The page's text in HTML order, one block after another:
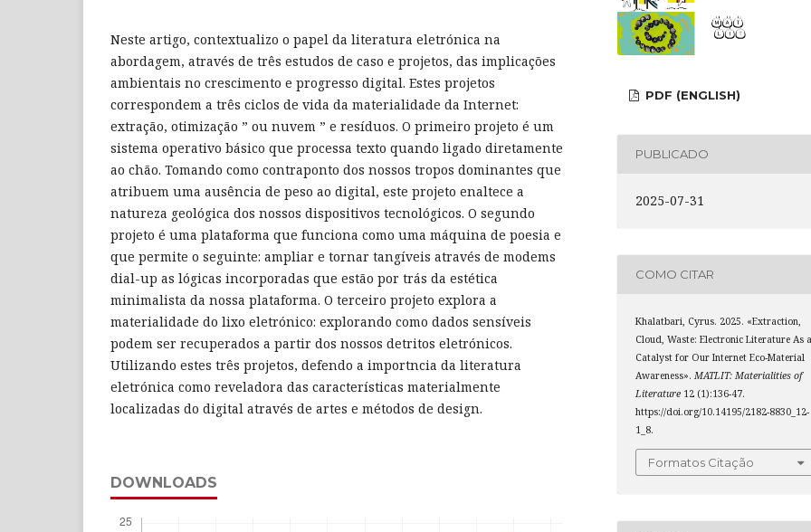
Neste artigo, contextualizo o papel da literatura eletrónica na
abordagem, através de três estudos de caso e projetos, das implicações
ambientais no crescimento e progresso digital. Estes projetos
correspondem a três ciclos de vida da materialidade da Internet:
extração, otimização ” ou nuvem ” e resíduos. O primeiro projeto é um
sistema operativo básico que processa texto quando ligado diretamente
ao chão. Tomando como contraponto dos nossos tropos dominantes que
atribuem uma ausência de peso ao digital, este projeto enaltece a
natureza geológica dos nossos dispositivos tecnológicos. O segundo
projeto é uma plataforma que funciona como uma máquina de poesia e
que permite o seguinte: ampliar e tornar tangíveis através de modems
dial-up as lógicas incorporadas que estão por trás da estética
minimalista da nossa plataforma. O terceiro projeto explora a
materialidade do lixo eletrónico: explorando como dados sensíveis
podem ser recuperados a partir dos nossos detritos eletrónicos.
Utilizando estes três projetos, defendo a importncia da literatura
eletrónica como reveladora das características materialmente
localizadas do digital através de artes e métodos de design.
DOWNLOADS
PDF (ENGLISH)
PUBLICADO
2025-07-31
COMO CITAR
Khalatbari, Cyrus. 2025. «Extraction,
Cloud, Waste: Electronic Literature As
Catalyst for Our Internet Eco-Material
Awareness».MATLIT: Materialities of
Literature 12 (1):136-47.
https://doi.org/10.14195/2182-8830_12-
1_8.
Formatos Citação